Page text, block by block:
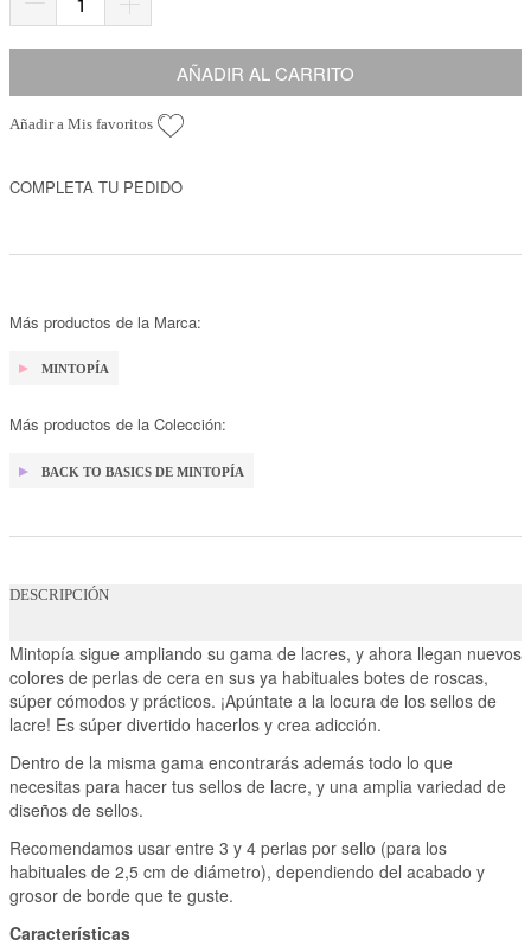
AÑADIR AL CARRITO
Añadir a Mis favoritos
COMPLETA TU PEDIDO
Más productos de la Marca:
MINTOPÍA
Más productos de la Colección:
BACK TO BASICS DE MINTOPÍA
DESCRIPCIÓN
Mintopía sigue ampliando su gama de lacres, y ahora llegan nuevos
colores de perlas de cera en sus ya habituales botes de roscas,
súper cómodos y prácticos. ¡Apúntate a la locura de los sellos de
lacre! Es súper divertido hacerlos y crea adicción.
Dentro de la misma gama encontrarás además todo lo que
necesitas para hacer tus sellos de lacre, y una amplia variedad de
diseños de sellos.
Recomendamos usar entre 3 y 4 perlas por sello (para los
habituales de 2,5 cm de diámetro), dependiendo del acabado y
grosor de borde que te guste.
Características